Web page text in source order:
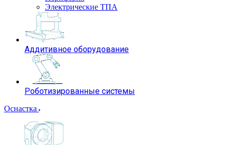
Электрические ТПА
Аддитивное оборудование
Роботизированные системы
Оснастка